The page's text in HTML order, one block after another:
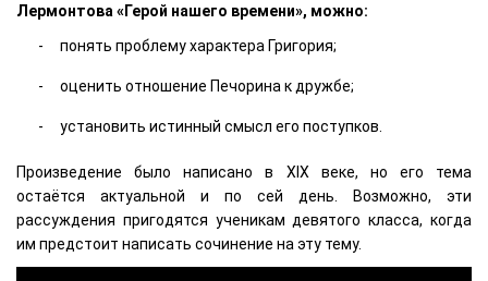
Лермонтова «Герой нашего времени», можно:
понять проблему характера Григория;
оценить отношение Печорина к дружбе;
установить истинный смысл его поступков.
Произведение было написано в XIX веке, но его тема
остаётся актуальной и по сей день. Возможно, эти
рассуждения пригодятся ученикам девятого класса, когда
им предстоит написать сочинение на эту тему.